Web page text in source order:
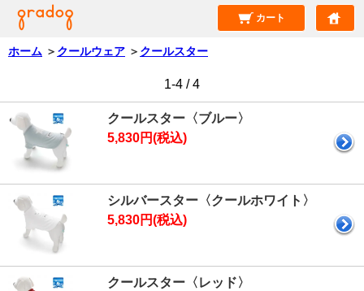
カート
ホーム ＞ クールウェア ＞ クールスター
1-4 / 4
クールスター〈ブルー〉
5,830円(税込)
シルバースター〈クールホワイト〉
5,830円(税込)
クールスター〈レッド〉